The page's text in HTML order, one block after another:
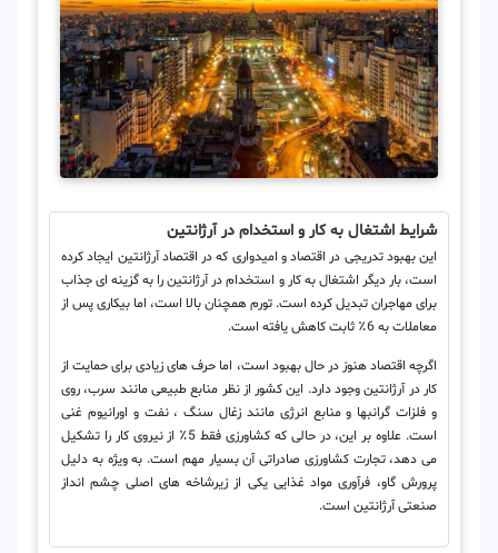
شرایط اشتغال به کار و استخدام در آرژانتین
این بهبود تدریجی در اقتصاد و امیدواری که در اقتصاد آرژانتین ایجاد کرده
است، بار دیگر اشتغال به کار و استخدام در آرژانتین را به گزینه ای جذاب
برای مهاجران تبدیل کرده است. تورم همچنان بالا است، اما بیکاری پس از
معاملات به 6٪ ثابت کاهش یافته است.
اگرچه اقتصاد هنوز در حال بهبود است، اما حرف های زیادی برای حمایت از
کار در آرژانتین وجود دارد. این کشور از نظر منابع طبیعی مانند سرب، روی
و فلزات گرانبها و منابع انرژی مانند زغال سنگ ، نفت و اورانیوم غنی
است. علاوه بر این، در حالی که کشاورزی فقط 5٪ از نیروی کار را تشکیل
می دهد، تجارت کشاورزی صادراتی آن بسیار مهم است. به ویژه به دلیل
پرورش گاو، فرآوری مواد غذایی یکی از زیرشاخه های اصلی چشم انداز
صنعتی آرژانتین است.